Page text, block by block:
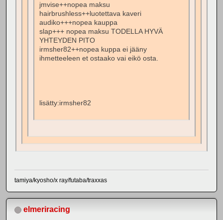
jmvise++nopea maksu
hairbrushless++luotettava kaveri
audiko+++nopea kauppa
slap+++ nopea maksu TODELLA HYVÄ
YHTEYDEN PITO
irmsher82++nopea kuppa ei jääny
ihmetteeleen et ostaako vai eikö osta.
lisätty:irmsher82
tamiya/kyosho/x ray/futaba/traxxas
elmeriracing